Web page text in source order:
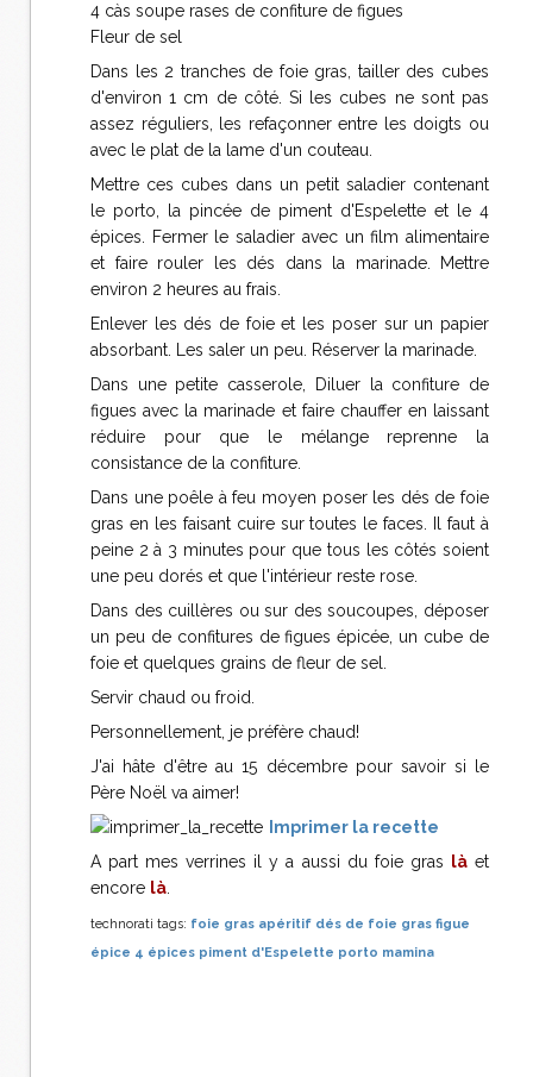
4 càs soupe rases de confiture de figues
Fleur de sel
Dans les 2 tranches de foie gras, tailler des cubes
d'environ 1 cm de côté. Si les cubes ne sont pas
assez réguliers, les refaçonner entre les doigts ou
avec le plat de la lame d'un couteau.
Mettre ces cubes dans un petit saladier contenant
le porto, la pincée de piment d'Espelette et le 4
épices. Fermer le saladier avec un film alimentaire
et faire rouler les dés dans la marinade. Mettre
environ 2 heures au frais.
Enlever les dés de foie et les poser sur un papier
absorbant. Les saler un peu. Réserver la marinade.
Dans une petite casserole, Diluer la confiture de
figues avec la marinade et faire chauffer en laissant
réduire pour que le mélange reprenne la
consistance de la confiture.
Dans une poêle à feu moyen poser les dés de foie
gras en les faisant cuire sur toutes le faces. Il faut à
peine 2 à 3 minutes pour que tous les côtés soient
une peu dorés et que l'intérieur reste rose.
Dans des cuillères ou sur des soucoupes, déposer
un peu de confitures de figues épicée, un cube de
foie et quelques grains de fleur de sel.
Servir chaud ou froid.
Personnellement, je préfère chaud!
J'ai hâte d'être au 15 décembre pour savoir si le
Père Noël va aimer!
Imprimer la recette
A part mes verrines il y a aussi du foie gras làet
encore là.
technorati tags: foie gras apéritif dés de foie gras figue
épice 4 épices piment d'Espelette porto mamina